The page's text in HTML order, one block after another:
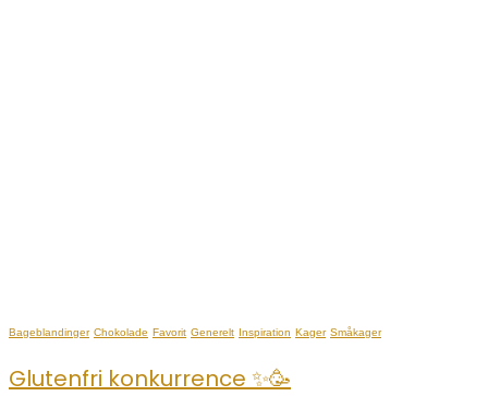
Bageblandinger Chokolade Favorit Generelt Inspiration Kager Småkager
Glutenfri konkurrence ✨🥳